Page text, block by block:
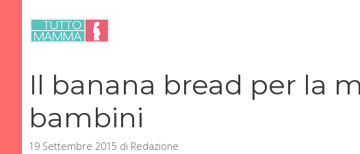
contenuto
Il banana bread per la
bambini
19 Settembre 2015 di Redazione